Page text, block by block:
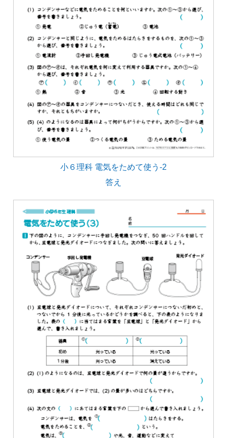
小６理科 電気をためて使う-2
答え